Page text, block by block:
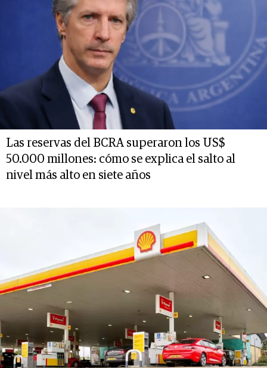
Las reservas del BCRA superaron los US$
50.000 millones: cómo se explica el salto al
nivel más alto en siete años